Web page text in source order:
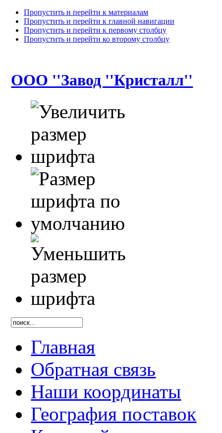
Пропустить и перейти к материалам
Пропустить и перейти к главной навигации
Пропустить и перейти к первому столбцу
Пропустить и перейти ко второму столбцу
ООО ''Завод ''Кристалл''
Главная
Обратная связь
Наши координаты
География поставок